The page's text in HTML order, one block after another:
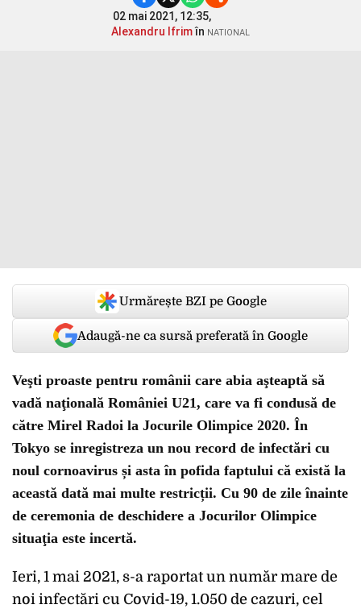
02 mai 2021, 12:35,
Alexandru Ifrimîn NATIONAL
Urmărește BZI pe Google
Adaugă-ne ca sursă preferată în Google
Veşti proaste pentru românii care abia aşteaptă să
vadă naţională României U21, care va fi condusă de
către Mirel Radoi la Jocurile Olimpice 2020. În
Tokyo se inregistreza un nou record de infectări cu
noul cornoavirus și asta în pofida faptului că există la
această dată mai multe restricții. Cu 90 de zile înainte
de ceremonia de deschidere a Jocurilor Olimpice
situaţia este incertă.
Ieri, 1 mai 2021, s-a raportat un număr mare de
noi infectări cu Covid-19, 1.050 de cazuri, cel